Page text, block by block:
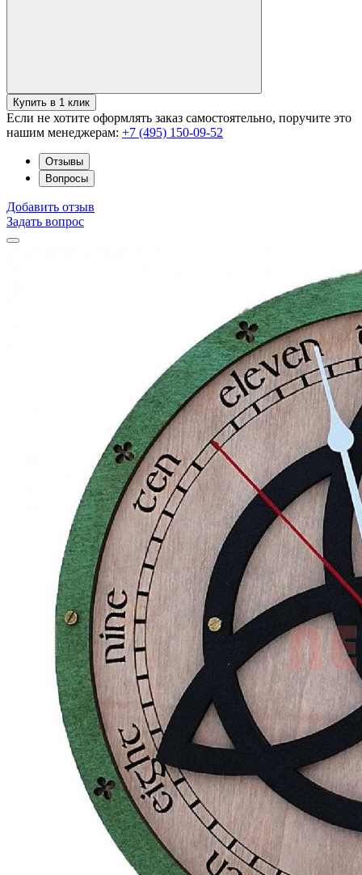
Купить в 1 клик
Если не хотите оформлять заказ самостоятельно, поручите это
нашим менеджерам: +7 (495) 150-09-52
Отзывы
Вопросы
Добавить отзыв
Задать вопрос